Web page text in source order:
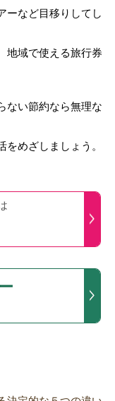
ーなど目移りしてし
地域で使える旅行券
ない節約なら無理な
めざしましょう。